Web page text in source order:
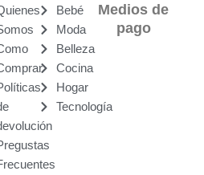
Bebé
Moda
Belleza
Cocina
Hogar
Tecnología
Medios de
pago